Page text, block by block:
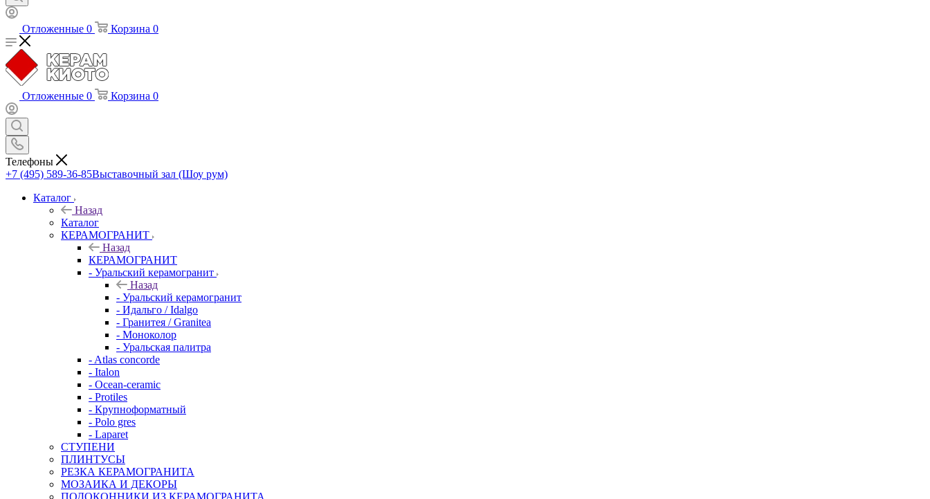
Отложенные 0 Корзина 0
Отложенные 0 Корзина 0
Телефоны
+7 (495) 589-36-85Выставочный зал (Шоу рум)
Каталог
Назад
Каталог
КЕРАМОГРАНИТ
Назад
КЕРАМОГРАНИТ
- Уральский керамогранит
Назад
- Уральский керамогранит
- Идальго / Idalgo
- Гранитея / Granitea
- Моноколор
- Уральская палитра
- Atlas concorde
- Italon
- Ocean-ceramic
- Protiles
- Крупноформатный
- Polo gres
- Laparet
СТУПЕНИ
ПЛИНТУСЫ
РЕЗКА КЕРАМОГРАНИТА
МОЗАИКА И ДЕКОРЫ
ПОДОКОННИКИ ИЗ КЕРАМОГРАНИТА